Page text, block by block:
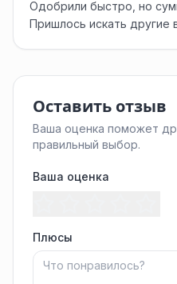
Одобрили быстро, но
Пришлось искать другие
Оставить отзыв
Ваша оценка поможет
правильный выбор.
Ваша оценка
Плюсы